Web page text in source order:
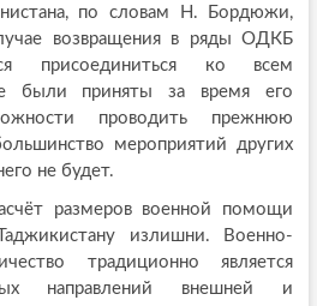
по словам Н. Бордюжи,
возвращения в ряды ОДКБ
присоединиться ко всем
были приняты за время его
проводить прежнюю
мероприятий других
не будет.
размеров военной помощи
излишни. Военно-
традиционно является
направлений внешней и